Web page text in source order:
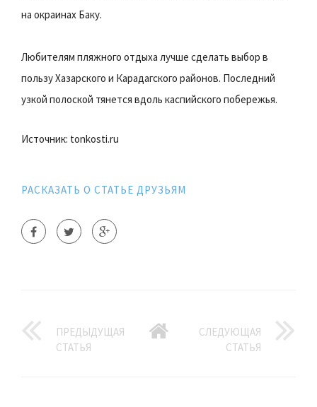
на окраинах Баку.
Любителям пляжного отдыха лучше сделать выбор в
пользу Хазарского и Карадагского районов. Последний
узкой полоской тянется вдоль каспийского побережья.
Источник: tonkosti.ru
РАСКАЗАТЬ О СТАТЬЕ ДРУЗЬЯМ
ПРЕДЫДУЩАЯ
СТАТЬЯ
СЛЕДУЮЩАЯ
СТАТЬЯ